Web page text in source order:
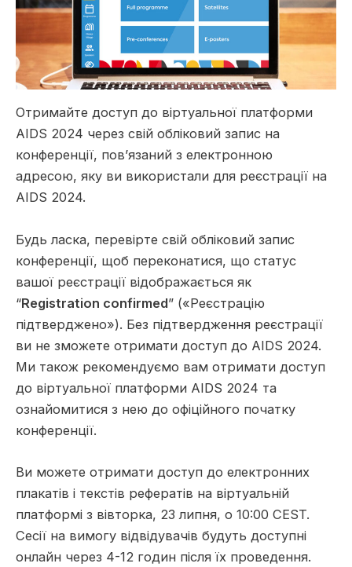
Отримайте доступ до віртуальної платформи
AIDS 2024 через свій обліковий запис на
конференції, пов’язаний з електронною
адресою, яку ви використали для реєстрації на
AIDS 2024.
Будь ласка, перевірте свій обліковий запис
конференції, щоб переконатися, що статус
вашої реєстрації відображається як
“Registration confirmed” («Реєстрацію
підтверджено»). Без підтвердження реєстрації
ви не зможете отримати доступ до AIDS 2024.
Ми також рекомендуємо вам отримати доступ
до віртуальної платформи AIDS 2024 та
ознайомитися з нею до офіційного початку
конференції.
Ви можете отримати доступ до електронних
плакатів і текстів рефератів на віртуальній
платформі з вівторка, 23 липня, о 10:00 CEST.
Сесії на вимогу відвідувачів будуть доступні
онлайн через 4-12 годин після їх проведення.